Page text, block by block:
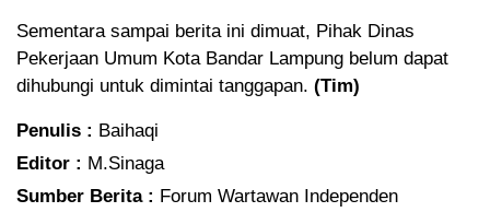
Sementara sampai berita ini dimuat, Pihak Dinas
Pekerjaan Umum Kota Bandar Lampung belum dapat
dihubungi untuk dimintai tanggapan. (Tim)
Penulis : Baihaqi
Editor : M.Sinaga
Sumber Berita : Forum Wartawan Independen